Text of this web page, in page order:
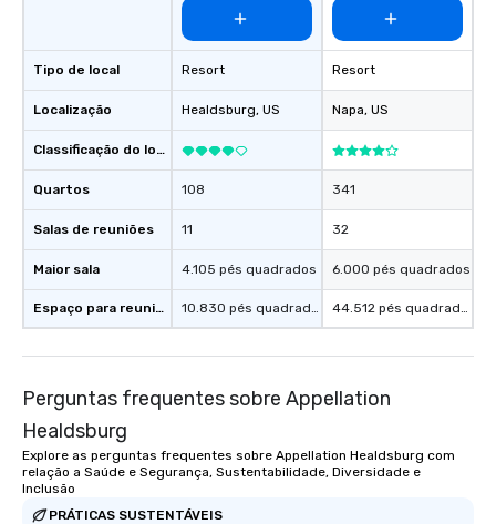
an evening helicopter
glittering lights of The
Memorable
Smacking Foodie
to gather and dine
experienced, and all
are special, from the
last. It’s an
convenient and
experience is
short stroll allows
heading to the next
Tipo de local
Localização
Classificação do local
Quartos
Salas de reuniões
Maior sala
Espaço para reuniões
Resort
Healdsburg, US
108
11
4.105 pés quadrados
10.830 pés quadrados
Resort
Napa, US
341
32
6.000 pés quadrados
44.512 pés quadrados
Perguntas frequentes sobre Appellation
Healdsburg
Explore as perguntas frequentes sobre Appellation Healdsburg com
relação a Saúde e Segurança, Sustentabilidade, Diversidade e
Inclusão
PRÁTICAS SUSTENTÁVEIS